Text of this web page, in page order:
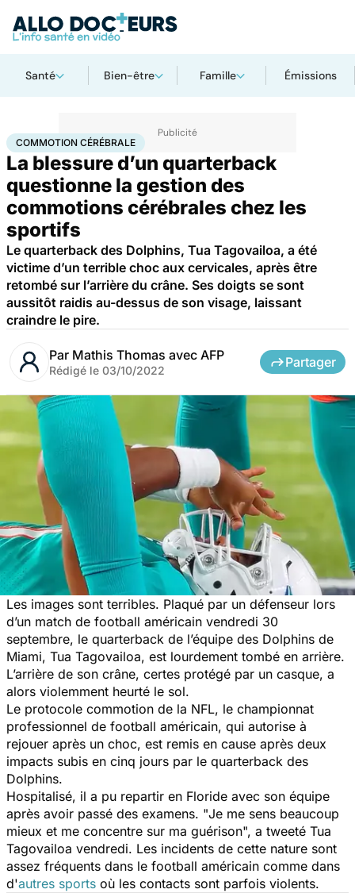
Santé Bien-être Famille Émissions
AccueilBien-êtreSport santé Commotion cérébrale
COMMOTION CÉRÉBRALE
La blessure d’un quarterback
questionne la gestion des
commotions cérébrales chez les
sportifs
Le quarterback des Dolphins, Tua Tagovailoa, a été
victime d’un terrible choc aux cervicales, après être
retombé sur l’arrière du crâne. Ses doigts se sont
aussitôt raidis au-dessus de son visage, laissant
craindre le pire.
Par Mathis Thomas avec AFP
Rédigé le 03/10/2022
Partager
Les images sont terribles. Plaqué par un défenseur lors
d’un match de football américain vendredi 30
septembre, le quarterback de l’équipe des Dolphins de
Miami, Tua Tagovailoa, est lourdement tombé en arrière.
L’arrière de son crâne, certes protégé par un casque, a
alors violemment heurté le sol.
Le protocole commotion de la NFL, le championnat
professionnel de football américain, qui autorise à
rejouer après un choc, est remis en cause après deux
impacts subis en cinq jours par le quarterback des
Dolphins.
Hospitalisé, il a pu repartir en Floride avec son équipe
après avoir passé des examens. "Je me sens beaucoup
mieux et me concentre sur ma guérison", a tweeté Tua
Tagovailoa vendredi. Les incidents de cette nature sont
assez fréquents dans le football américain comme dans
d'autres sports où les contacts sont parfois violents.